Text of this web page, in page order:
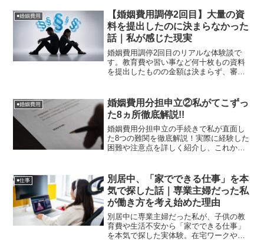
●婚姻費用
【婚姻費用調停2回目】大量の資
料を提出したのに決まらなかった
話｜私が感じた現実
婚姻費用調停2回目のリアルな体験談で
す。教育費や習い事など何十枚もの資料
を提出したものの金額は決まらず、審判
化を詳しくまとめました。
●婚姻費用
婚姻費用分担申立②私がてこずっ
た8ヵ所徹底解説!!
婚姻費用分担申立の手続きで私が直面し
た8つの難関を徹底解説！実際に経験した
困難や注意点を詳しく紹介し、これから
●仕事
別居中、「家でできる仕事」を本
気で探した話｜専業主婦だった私
が働き方を考え始めた理由
別居中に専業主婦だった私が、子供の教
育費や生活不安から「家でできる仕事」
を本気で探した実体験。在宅ワークやオ